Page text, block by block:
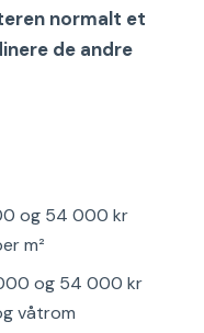
normalt et
de andre
og 54 000 kr
m²
og 54 000 kr
våtrom